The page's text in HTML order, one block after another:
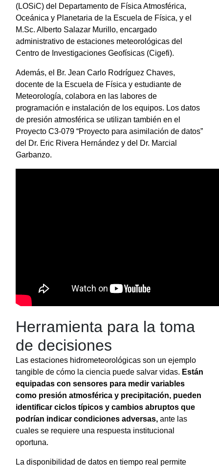
(LOSiC) del Departamento de Física Atmosférica,
Oceánica y Planetaria de la Escuela de Física, y el
M.Sc. Alberto Salazar Murillo, encargado
administrativo de estaciones meteorológicas del
Centro de Investigaciones Geofísicas (Cigefi).
Además, el Br. Jean Carlo Rodríguez Chaves,
docente de la Escuela de Física y estudiante de
Meteorología, colabora en las labores de
programación e instalación de los equipos. Los datos
de presión atmosférica se utilizan también en el
Proyecto C3-079 “Proyecto para asimilación de datos”
del Dr. Eric Rivera Hernández y del Dr. Marcial
Garbanzo.
Herramienta para la toma
de decisiones
Las estaciones hidrometeorológicas son un ejemplo
tangible de cómo la ciencia puede salvar vidas. Están
equipadas con sensores para medir variables
como presión atmosférica y precipitación, pueden
identificar ciclos típicos y cambios abruptos que
podrían indicar condiciones adversas, ante las
cuales se requiere una respuesta institucional
oportuna.
La disponibilidad de datos en tiempo real permite